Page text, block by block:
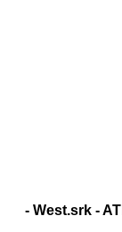
- West.srk -